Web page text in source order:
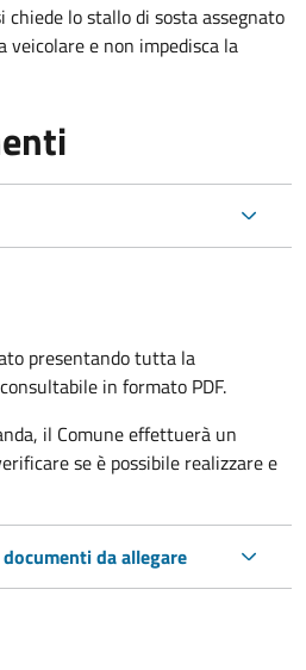
chiede lo stallo di sosta assegnato
veicolare e non impedisca la
presentando tutta la
in formato PDF.
il Comune effettuerà un
se è possibile realizzare e
da allegare